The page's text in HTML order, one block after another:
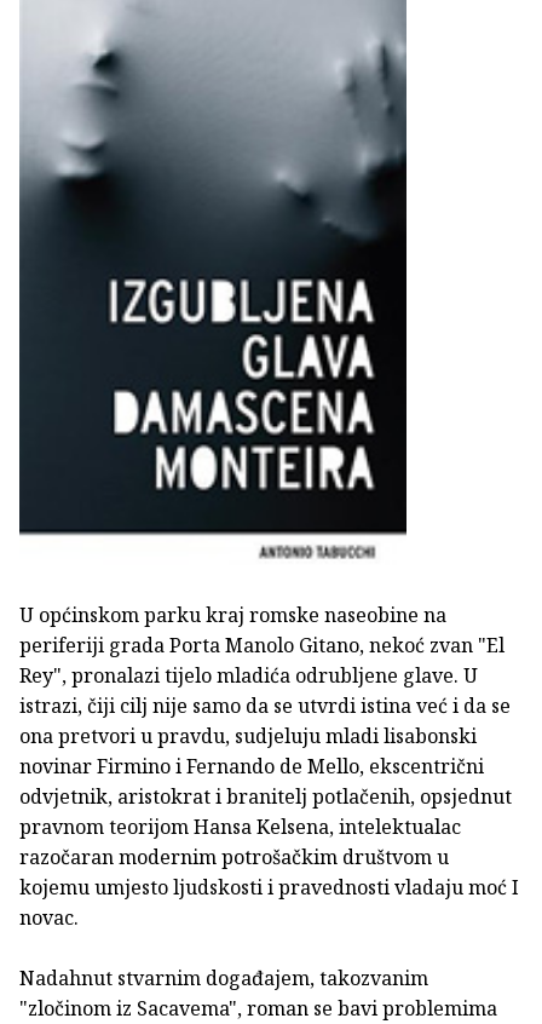
U općinskom parku kraj romske naseobine na
periferiji grada Porta Manolo Gitano, nekoć zvan "El
Rey", pronalazi tijelo mladića odrubljene glave. U
istrazi, čiji cilj nije samo da se utvrdi istina već i da se
ona pretvori u pravdu, sudjeluju mladi lisabonski
novinar Firmino i Fernando de Mello, ekscentrični
odvjetnik, aristokrat i branitelj potlačenih, opsjednut
pravnom teorijom Hansa Kelsena, intelektualac
razočaran modernim potrošačkim društvom u
kojemu umjesto ljudskosti i pravednosti vladaju moć I
novac.
Nadahnut stvarnim događajem, takozvanim
"zločinom iz Sacavema", roman se bavi problemima